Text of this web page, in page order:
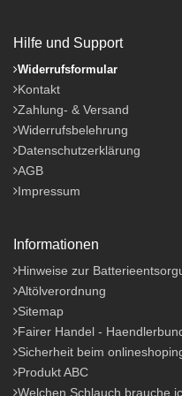
Hilfe und Support
Widerrufsformular
Kontakt
Zahlung- & Versand
Widerrufsbelehrung
Datenschutzerklärung
AGB
Impressum
Informationen
Hinweise zur
Altölverordnung
Sitemap
Fairer Handel -
Sicherheit beim
Produkt ABC
Welchen Schlauch brauche